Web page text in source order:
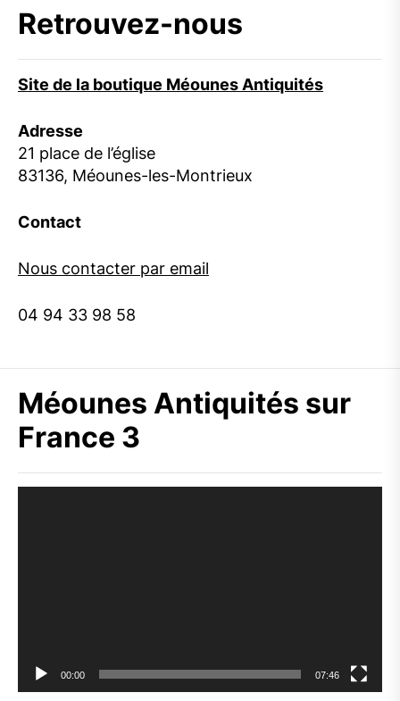
Retrouvez-nous
Site de la boutique Méounes Antiquités
Adresse
21 place de l’église
83136, Méounes-les-Montrieux
Contact
Nous contacter par email
04 94 33 98 58
Méounes Antiquités sur
France 3
00:00 07:46